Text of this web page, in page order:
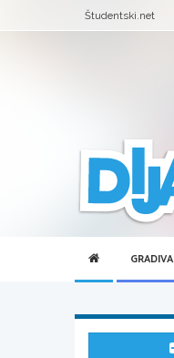
Študentski.net
GRADIVA